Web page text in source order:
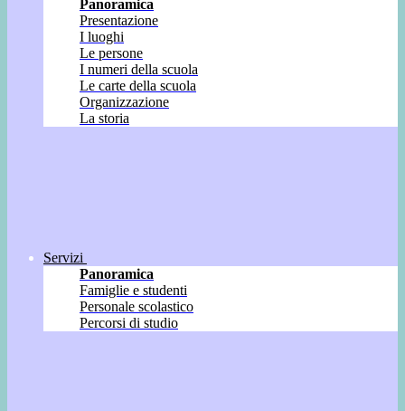
Panoramica
Presentazione
I luoghi
Le persone
I numeri della scuola
Le carte della scuola
Organizzazione
La storia
Servizi
Panoramica
Famiglie e studenti
Personale scolastico
Percorsi di studio